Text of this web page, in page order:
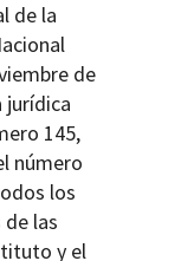
de la
de
jurídica
145,
número
los
las
y el